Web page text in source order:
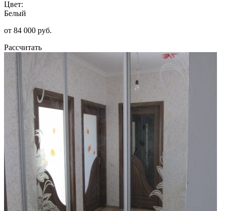
Цвет:
Белый
от 84 000 руб.
Рассчитать